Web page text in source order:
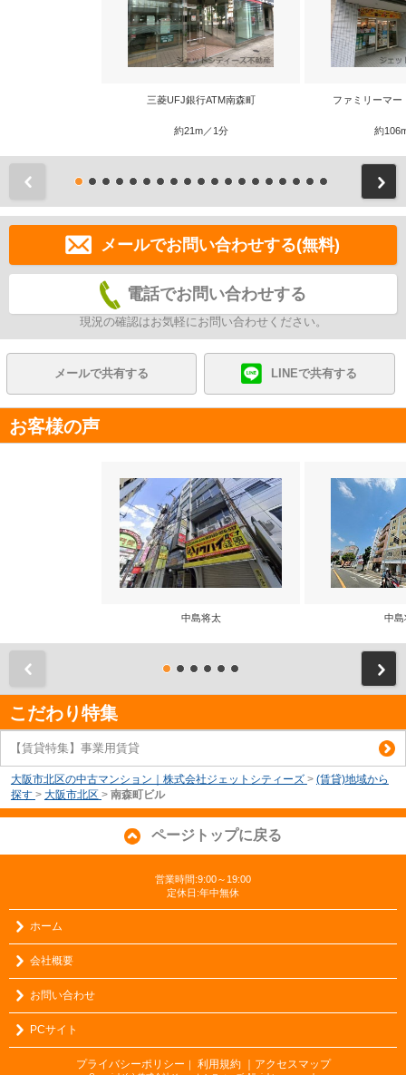
三菱UFJ銀行ATM南森町
約21m／1分
ファミリーマー
約
メールでお問い合わせする(無料)
電話でお問い合わせする
現況の確認はお気軽にお問い合わせください。
メールで共有する LINEで共有する
お客様の声
中島将太 中島
こだわり特集
【賃貸特集】事業用賃貸
大阪市北区の中古マンション｜株式会社ジェットシティーズ > (賃貸)地域から
探す > 大阪市北区 > 南森町ビル
ページトップに戻る
営業時間:9:00～19:00
定休日:年中無休
ホーム
会社概要
お問い合わせ
PCサイト
プライバシーポリシー 利用規約 ｜アクセスマップ